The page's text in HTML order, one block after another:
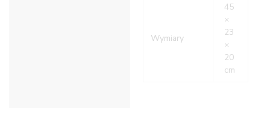
Wymiary
45
×
23
×
20
cm